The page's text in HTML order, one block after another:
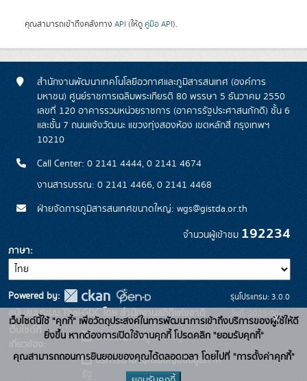
คุณสามารถเข้าถึงคลังทาง API (ให้ดู คู่มือ API).
สำนักงานพัฒนาเทคโนโลยีอวกาศและภูมิสารสนเทศ (องค์การ
มหาชน) ศูนย์ราชการเฉลิมพระเกียรติ 80 พรรษา 5 ธันวาคม 2550
เลขที่ 120 อาคารรวมหน่วยราชการ (อาคารรัฐประศาสนภักดี) ชั้น 6
และชั้น 7 ถนนแจ้งวัฒนะ แขวงทุ่งสองห้อง เขตหลักสี่ กรุงเทพฯ
10210
Call Center: 0 2141 4444, 0 2141 4674
งานสารบรรณ: 0 2141 4466, 0 2141 4468
ฝ่ายจัดการภูมิสารสนเทศขนาดใหญ่: wgs@gistda.or.th
จำนวนผู้เข้าชม 192234
ภาษา
Powered by:
สนับสนุนระบบ Thai-GDC โดย สำนักงานสถิติแห่งชาติ
เว็บไซต์ที่
เกี่ยวข้อง:
ระบบบัญชีข้อมูลภาครัฐ
บริการนามานุกรมบัญชีข้อมูลภาค
รุ่นโปรแกรม: 3.0.0
วันที่: 2025-06-
26
เว็บไซต์นี้ใช้ "คุกกี้" เพื่อวัตถุประสงค์ในการพัฒนาการเข้าถึงบริการของผู้ใช้ให้ดี
ยิ่งขึ้น หากต้องการเปิดใช้งานคุกกี้ โปรดคลิก "ยอมรับคุกกี้"
คุณสามารถถอนการยินยอมของคุณได้ตลอดเวลา โดยไปที่ "การตั้งค่าคุกกี้"
x